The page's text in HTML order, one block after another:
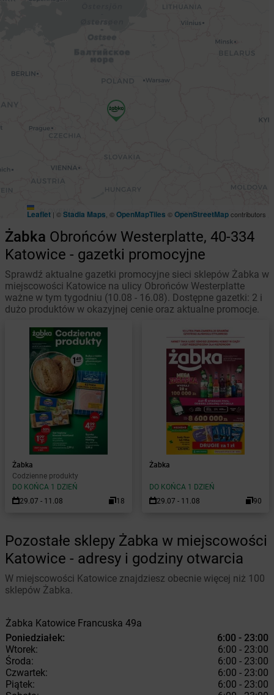
Leaflet | ©Stadia Maps , ©OpenMapTiles ©OpenStreetMapcontributors
Żabka Obrońców Westerplatte, 40-334
Katowice - gazetki promocyjne
Sprawdź aktualne gazetki promocyjne sieci sklepów Żabka w
miejscowości Katowice na ulicy Obrońców Westerplatte
ważne w tym tygodniu (10.08 - 16.08). Dostępne gazetki: 2 i
dużo produktów w okazyjnej cenie oraz aktualne promocje.
Żabka
Codzienne produkty
DO KOŃCA 1 DZIEŃ
29.07 - 11.08
18
Żabka
DO KOŃCA 1 DZIEŃ
29.07 - 11.08
90
Pozostałe sklepy Żabka w miejscowości
Katowice - adresy i godziny otwarcia
W miejscowości Katowice znajdziesz obecnie więcej niż 100
sklepów Żabka.
Żabka Katowice Francuska 49a
Poniedziałek:
6:00 - 23:00
Wtorek:
6:00 - 23:00
Środa:
6:00 - 23:00
Czwartek:
6:00 - 23:00
Piątek:
6:00 - 23:00